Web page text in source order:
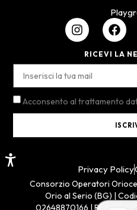
RICEVI LA
Acconsento al trattamento
Privacy Policy
Consorzio Operatori
Orio al Serio (BG) |
02648870166 | REA BG n.